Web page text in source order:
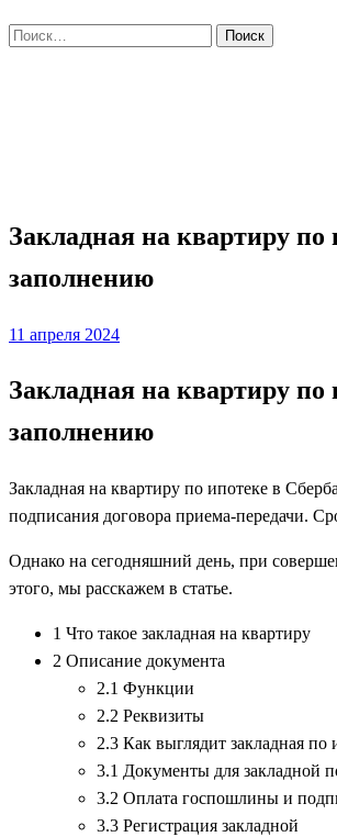
Найти:
Закладная на квартиру
заполнению
Posted
11 апреля 2024
Закладная на квартиру
заполнению
Закладная на квартиру по ипотеке в
подписания договора приема-передачи.
Однако на сегодняшний день, при
этого, мы расскажем в статье.
1 Что такое закладная на квартиру
2 Описание документа
2.1 Функции
2.2 Реквизиты
2.3 Как выглядит закладная по
3.1 Документы для закладной
3.2 Оплата госпошлины и
3.3 Регистрация закладной